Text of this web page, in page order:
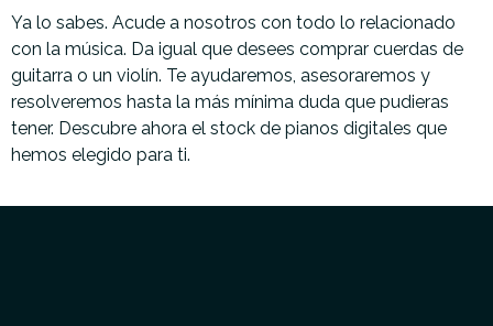
Ya lo sabes. Acude a nosotros con todo lo relacionado
con la música. Da igual que desees comprar cuerdas de
guitarra o un violín. Te ayudaremos, asesoraremos y
resolveremos hasta la más mínima duda que pudieras
tener. Descubre ahora el stock de pianos digitales que
hemos elegido para ti.